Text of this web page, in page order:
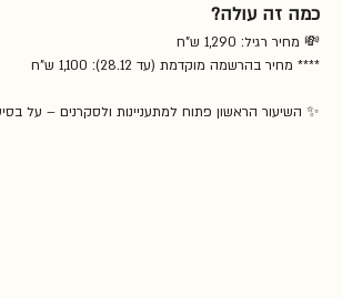
כמה זה עולה?
💸 מחיר רגיל: 1,290 ש"ח
**** מחיר בהרשמה מוקדמת (עד 28.12): 1,100 ש"ח
✨ השיעור הראשון פתוח למתעניינות ולסקרנים – על